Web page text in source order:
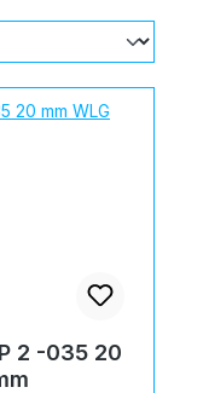
2 -035 20